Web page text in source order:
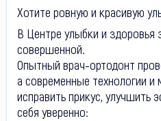
Хотите ровную и красивую
В Центре улыбки и здоровья
совершенной.
Опытный врач-ортодонт
а современные технологии
исправить прикус, улучшить
себя уверенно: